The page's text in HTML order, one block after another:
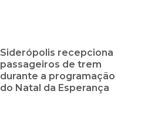
Siderópolis recepciona
passageiros de trem
durante a programação
do Natal da Esperança